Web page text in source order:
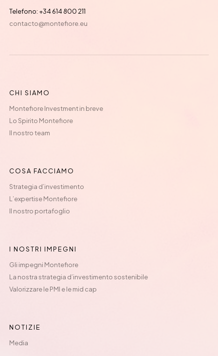
Telefono: +34 614 800 211
contacto@montefiore.eu
CHI SIAMO
Montefiore Investment in breve
Lo Spirito Montefiore
Il nostro team
COSA FACCIAMO
Strategia d’investimento
L’expertise Montefiore
Il nostro portafoglio
I NOSTRI IMPEGNI
Gli impegni Montefiore
La nostra strategia d’investimento sostenibile
Valorizzare le PMI e le mid cap
NOTIZIE
Media